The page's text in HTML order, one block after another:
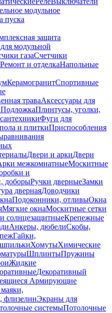
модульное
пуска
защита
модульной
газаСчетчики
Ремонт и отделкаНапольные
КерамогранитСпортивные
траваАксессуары для
ПодложкаПлинтусы, уголки,
Фуги для
и плиткиПриспособления
Двери и аркиДвери
межкомнатныеМоскитные
и
доборыРучки дверныеЗамки
двернаяДоводчики
Подоконники, отливыОкна
Мягкие окнаМоскитные сетки
солнцезащитныеКрепежные
Анкеры, дюбелиСкобы,
Гайки,
ХомутыХимические
ШплинтыПружины
Жидкие
Декоративный
Армирующие
флизелинЭкраны для
системыПотолочные